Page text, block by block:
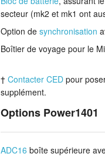
secteur (mk2 et mk1 ont
Option desynchronisation
Boîtier de voyage pour le
†Contacter CED pour
supplément.
Options Power1401
ADC16 boîte supérieure